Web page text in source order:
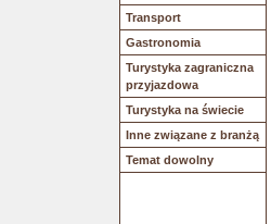
Transport
Gastronomia
Turystyka zagraniczna
przyjazdowa
Turystyka na świecie
Inne związane z branżą
Temat dowolny